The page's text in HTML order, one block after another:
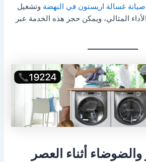
صيانة غسالة اريستون في النهضة وتشغيل
المثالي، ويمكن حجز هذه الخدمة عبر
والضوضاء أثناء العصر